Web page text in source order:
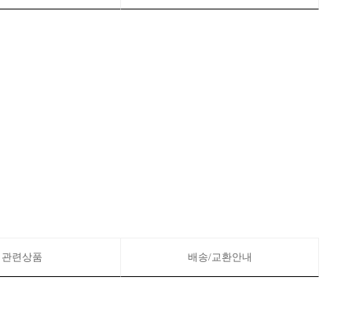
관련상품 배송/교환안내